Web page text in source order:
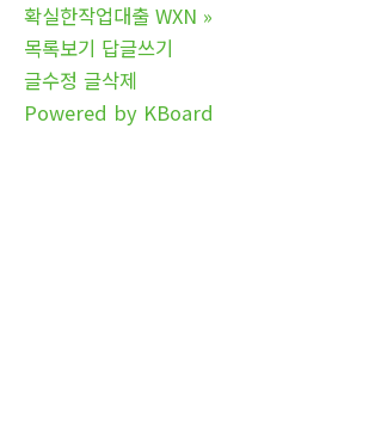
확실한작업대출 WXN »
목록보기 답글쓰기
글수정 글삭제
Powered by KBoard